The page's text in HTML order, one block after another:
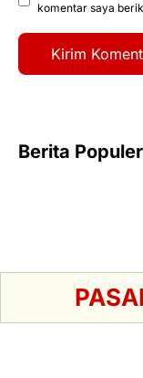
komentar saya
Berita Populer